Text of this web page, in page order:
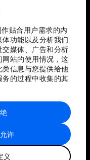
贴合用户需求的内
功能以及分析我们
媒体、广告和分析
站的使用情况，这
信息与您提供给他
的过程中收集的其
许
义